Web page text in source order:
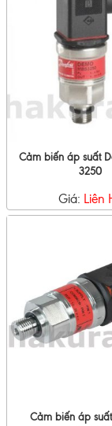
Cảm biến áp suất
3250
Giá: Liên
Cảm biến áp